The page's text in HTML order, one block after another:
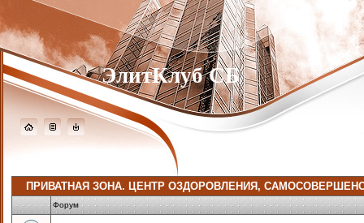
ЭлитКлуб СБ
ПРИВАТНАЯ ЗОНА. ЦЕНТР ОЗДОРОВЛЕНИЯ,
Форум